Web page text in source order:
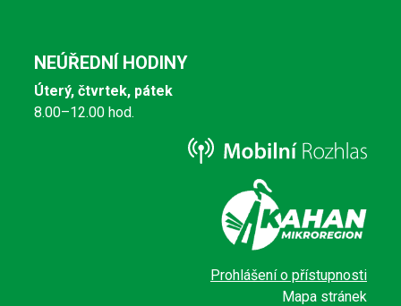
NEÚŘEDNÍ HODINY
Úterý, čtvrtek, pátek
8.00–12.00 hod.
Prohlášení o přístupnosti
Mapa stránek